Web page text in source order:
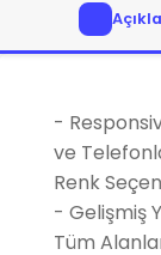
-
ve
Renk
- Gelişmiş
Tüm